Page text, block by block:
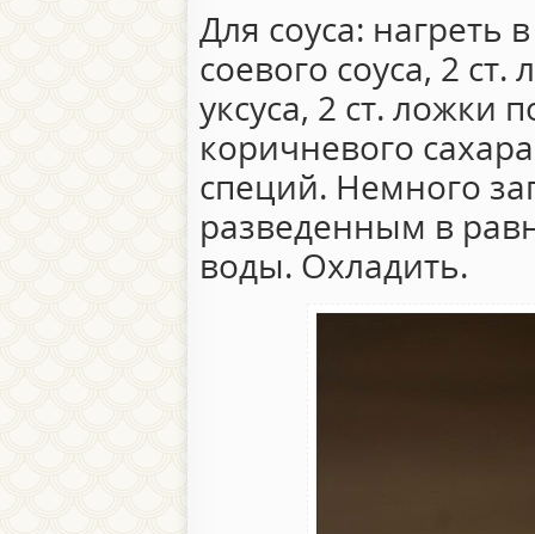
Для соуса: нагреть
соевого соуса, 2
уксуса, 2 ст. ложки
коричневого
специй. Немного
разведенным в
воды. Охладить.